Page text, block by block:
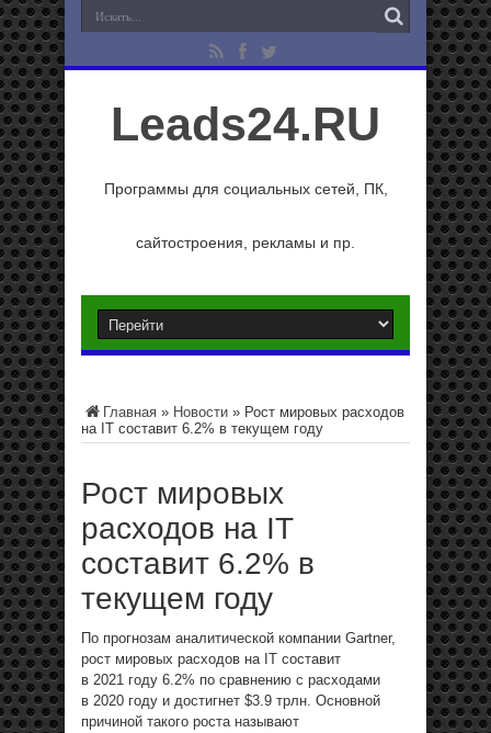
Leads24.RU
Программы для социальных сетей, ПК,
сайтостроения, рекламы и пр.
Главная » Новости » Рост мировых расходов
на IT составит 6.2% в текущем году
Рост мировых
расходов на IT
составит 6.2% в
текущем году
По прогнозам аналитической компании Gartner,
рост мировых расходов на IT составит
в 2021 году 6.2% по сравнению с расходами
в 2020 году и достигнет $3.9 трлн. Основной
причиной такого роста называют